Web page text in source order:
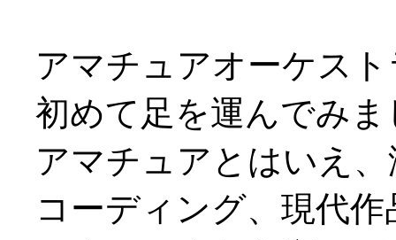
アマチュアオーケス
初めて足を運んでみま
アマチュアとはいえ
コーディング、現代